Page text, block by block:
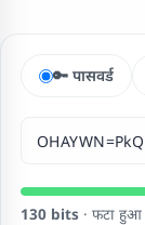
🔑 पासवर्ड
130 bits · फटा हुआ